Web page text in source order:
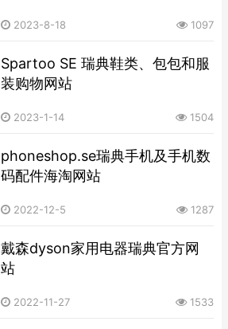
2023-8-18 1097
Spartoo SE 瑞典鞋类、包包和服
装购物网站
2023-1-14 1504
phoneshop.se瑞典手机及手机数
码配件海淘网站
2022-12-5 1287
戴森dyson家用电器瑞典官方网
站
2022-11-27 1533